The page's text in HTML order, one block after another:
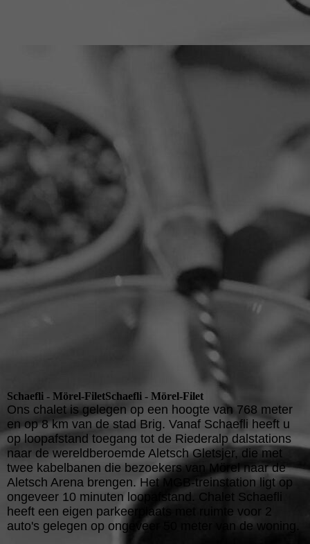
Schaefli - Mörel-FiletSchaefli - Mörel-Filet
Ons chalet is gelegen op een hoogte van 768 meter
en op 8 km van de stad Brig. Vanaf Schaefli heeft u
op loopafstand toegang tot de Riederalp dalstations
naar de wereldberoemde Aletsch Gletsjer, die met
twee kabelbanen die bezoekers van Mörel naar de
Aletsch Arena brengen. Het MGB-treinstation ligt op
ongeveer 10 minuten loopafstand. Chalet Schaefli
heeft een eigen parkeerplaats met ruimte voor 2
auto's gelegen op ongeveer 50 meter van de woning.